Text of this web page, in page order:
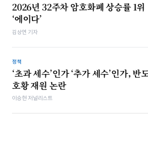
2026년 32주차 암호화폐 상승률 1위
‘에이다’
김상연 기자
정책
‘초과 세수’인가 ‘추가 세수’인가, 반
호황 재원 논란
이승현 저널리스트